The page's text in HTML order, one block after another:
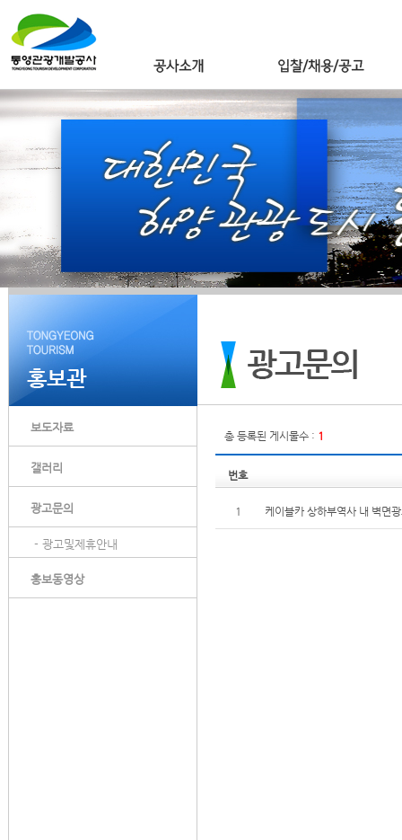
보도자료
갤러리
광고문의
- 광고및제휴안내
홍보동영상
총 등록된 게시물수 : 1
번호
1 케이블카 상하부역사 내 벽면